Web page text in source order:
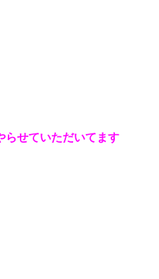
らせていただいてます